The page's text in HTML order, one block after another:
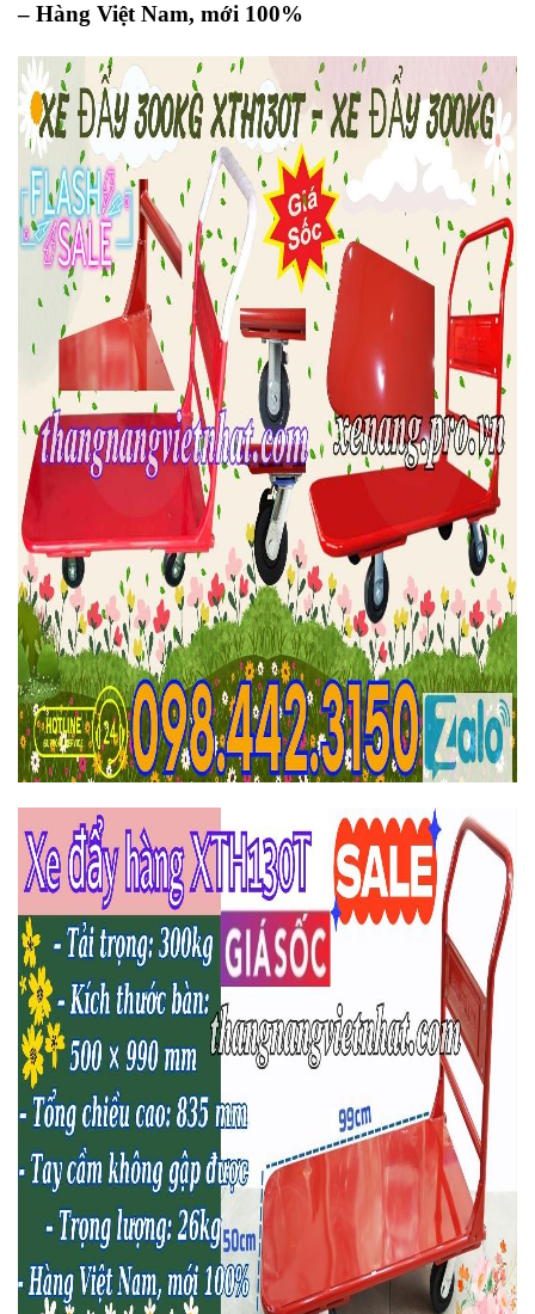
– Hàng Việt Nam, mới 100%